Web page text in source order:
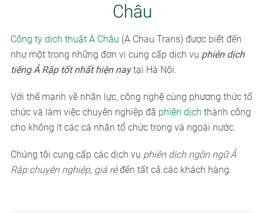
Châu
Công ty dịch thuật Á Châu (A Chau Trans) được biết đến
như một trong những đơn vị cung cấp dịch vụ phiên dịch
tiếng Ả Rập tốt nhất hiện naytại Hà Nội.
Với thế mạnh về nhân lực, công nghệ cùng phương thức tổ
chức và làm việc chuyên nghiệp đã phiên dịch thành công
cho không ít các cá nhân tổ chức trong và ngoài nước.
Chúng tôi cung cấp các dịch vụ phiên dịch ngôn ngữ Ả
Rập chuyên nghiệp, giá rẻđến tất cả các khách hàng.